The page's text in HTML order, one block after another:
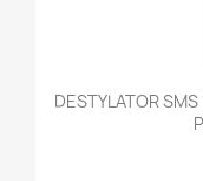
DESTYLATOR